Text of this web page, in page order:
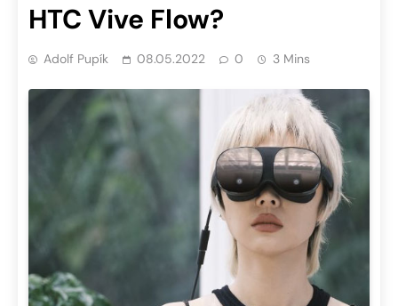
HTC Vive Flow?
Adolf Pupík 08.05.2022 0 3 Mins